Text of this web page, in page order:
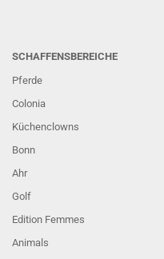
SCHAFFENSBEREICHE
Pferde
Colonia
Küchenclowns
Bonn
Ahr
Golf
Edition Femmes
Animals